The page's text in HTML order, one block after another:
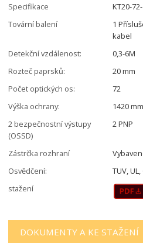
Specifikace
KT20-
Tovární balení
1
kabel
Detekční vzdálenost:
0,3-6M
Rozteč paprsků:
20 mm
Počet optických os:
72
Výška ochrany:
1420 mm
2 bezpečnostní výstupy
(OSSD)
2 PNP
Zástrčka rozhraní
Osvědčení:
TUV, UL,
stažení
DOKUMENTY A KE STAŽENÍ